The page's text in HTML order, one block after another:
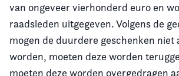
van ongeveer vierhonderd euro en
raadsleden uitgegeven. Volgens de
mogen de duurdere geschenken niet
worden, moeten deze worden
moeten deze worden overgedragen